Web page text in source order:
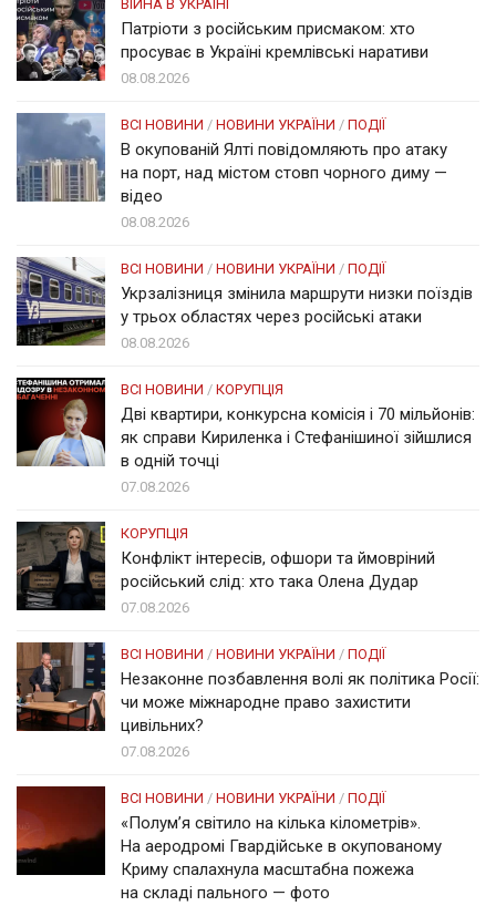
ВІЙНА В УКРАЇНІ
Патріоти з російським присмаком: хто
просуває в Україні кремлівські наративи
08.08.2026
ВСІ НОВИНИ / НОВИНИ УКРАЇНИ / ПОДІЇ
В окупованій Ялті повідомляють про атаку
на порт, над містом стовп чорного диму —
відео
08.08.2026
ВСІ НОВИНИ / НОВИНИ УКРАЇНИ / ПОДІЇ
Укрзалізниця змінила маршрути низки поїздів
у трьох областях через російські атаки
08.08.2026
ВСІ НОВИНИ / КОРУПЦІЯ
Дві квартири, конкурсна комісія і 70 мільйонів:
як справи Кириленка і Стефанішиної зійшлися
в одній точці
07.08.2026
КОРУПЦІЯ
Конфлікт інтересів, офшори та ймовріний
російський слід: хто така Олена Дудар
07.08.2026
ВСІ НОВИНИ / НОВИНИ УКРАЇНИ / ПОДІЇ
Незаконне позбавлення волі як політика Росії:
чи може міжнародне право захистити
цивільних?
07.08.2026
ВСІ НОВИНИ / НОВИНИ УКРАЇНИ / ПОДІЇ
«Полум’я світило на кілька кілометрів».
На аеродромі Гвардійське в окупованому
Криму спалахнула масштабна пожежа
на складі пального — фото